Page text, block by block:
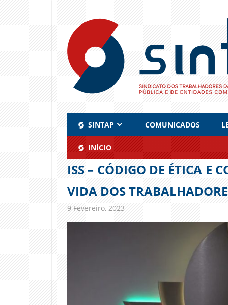
content
SINTAP COMUNICADOS
INÍCIO
ISS – CÓDIGO DE ÉTICA E
VIDA DOS
9 Fevereiro, 2023